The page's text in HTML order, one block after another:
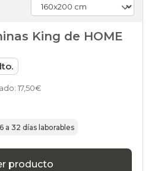
King de HOME
17,50€
a 32 días laborables
producto